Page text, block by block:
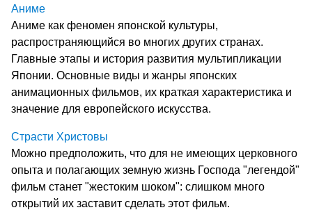
Аниме
Аниме как феномен японской культуры,
распространяющийся во многих других странах.
Главные этапы и история развития мультипликации
Японии. Основные виды и жанры японских
анимационных фильмов, их краткая характеристика и
значение для европейского искусства.
Страсти Христовы
Можно предположить, что для не имеющих церковного
опыта и полагающих земную жизнь Господа "легендой"
фильм станет "жестоким шоком": слишком много
открытий их заставит сделать этот фильм.